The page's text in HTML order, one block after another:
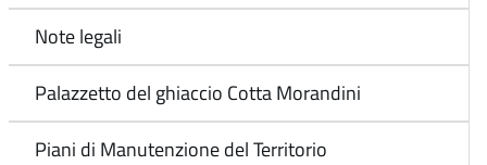
Note legali
Palazzetto del ghiaccio Cotta Morandini
Piani di Manutenzione del Territorio